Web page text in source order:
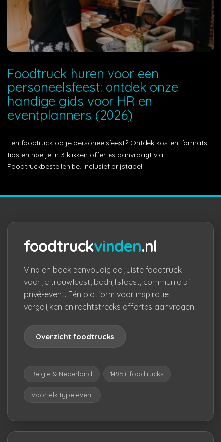
Foodtruck huren voor een
personeelsfeest: ontdek onze
handige gids voor HR en
eventplanners (2026)
Een foodtruck op je personeelsfeest? Ontdek kosten, formats,
tips en hoe je in 3 klikken offertes aanvraagt via
Foodtruckbestellen.be. Inclusief prijstabel.
foodtruckvinden.nl
Vind en boek eenvoudig de juiste foodtruck
voor je trouwfeest, bedrijfsfeest, communie of
privé-event. Eén platform voor inspiratie,
vergelijken en rechtstreeks offertes aanvragen.
Overzicht foodtrucks
België & Nederland 1495+ foodtrucks
Voor elk type event